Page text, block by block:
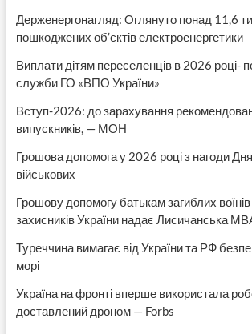
Держенергонагляд: Оглянуто понад 11,6
пошкоджених об’єктів електроенергетики
Виплати дітям переселенців в 2026 році-
служби ГО «ВПО України»
Вступ-2026: до зарахування
випускників, — МОН
Грошова допомога у 2026 році з нагоди
військових
Грошову допомогу батькам загиблих воїнів
захисників України надає Лисичанська
Туреччина вимагає від України та РФ
морі
Україна на фронті вперше використала
доставлений дроном — Forbs